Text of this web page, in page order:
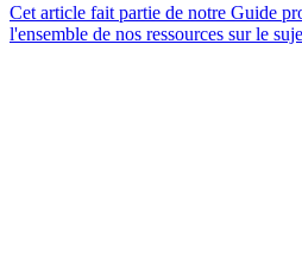
Cet article fait partie de notre Guide
l'ensemble de nos ressources sur le